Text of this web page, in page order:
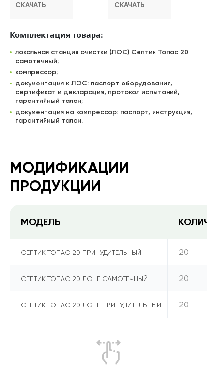
СКАЧАТЬ СКАЧАТЬ
Комплектация товара:
локальная станция очистки (ЛОС) Септик Топас 20
самотечный;
компрессор;
документация к ЛОС: паспорт оборудования,
сертификат и декларация, протокол испытаний,
гарантийный талон;
документация на компрессор: паспорт, инструкция,
гарантийный талон.
МОДИФИКАЦИИ
ПРОДУКЦИИ
МОДЕЛЬ
СЕПТИК ТОПАС 20 ПРИНУДИТЕЛЬНЫЙ 20
СЕПТИК ТОПАС 20 ЛОНГ САМОТЕЧНЫЙ 20
СЕПТИК ТОПАС 20 ЛОНГ ПРИНУДИТЕЛЬНЫЙ 20